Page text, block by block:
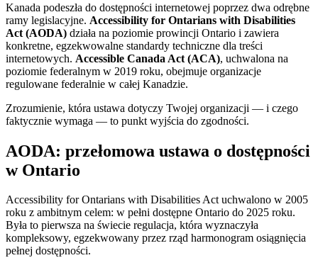
Kanada podeszła do dostępności internetowej poprzez dwa odrębne
ramy legislacyjne. Accessibility for Ontarians with Disabilities
Act (AODA) działa na poziomie prowincji Ontario i zawiera
konkretne, egzekwowalne standardy techniczne dla treści
internetowych. Accessible Canada Act (ACA), uchwalona na
poziomie federalnym w 2019 roku, obejmuje organizacje
regulowane federalnie w całej Kanadzie.
Zrozumienie, która ustawa dotyczy Twojej organizacji — i czego
faktycznie wymaga — to punkt wyjścia do zgodności.
AODA: przełomowa ustawa o dostępności
w Ontario
Accessibility for Ontarians with Disabilities Act uchwalono w 2005
roku z ambitnym celem: w pełni dostępne Ontario do 2025 roku.
Była to pierwsza na świecie regulacja, która wyznaczyła
kompleksowy, egzekwowany przez rząd harmonogram osiągnięcia
pełnej dostępności.